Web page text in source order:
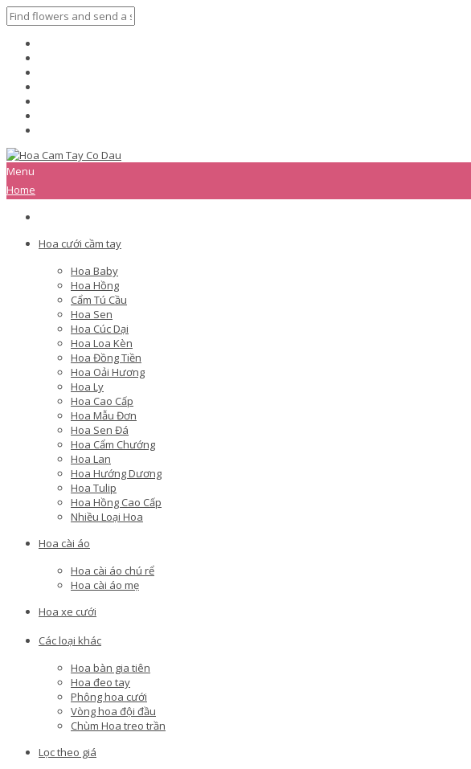
Menu
Home
Hoa cưới cầm tay
Hoa Baby
Hoa Hồng
Cẩm Tú Cầu
Hoa Sen
Hoa Cúc Dại
Hoa Loa Kèn
Hoa Đồng Tiền
Hoa Oải Hương
Hoa Ly
Hoa Cao Cấp
Hoa Mẫu Đơn
Hoa Sen Đá
Hoa Cẩm Chướng
Hoa Lan
Hoa Hướng Dương
Hoa Tulip
Hoa Hồng Cao Cấp
Nhiều Loại Hoa
Hoa cài áo
Hoa cài áo chú rể
Hoa cài áo mẹ
Hoa xe cưới
Các loại khác
Hoa bàn gia tiên
Hoa đeo tay
Phông hoa cưới
Vòng hoa đội đầu
Chùm Hoa treo trần
Lọc theo giá